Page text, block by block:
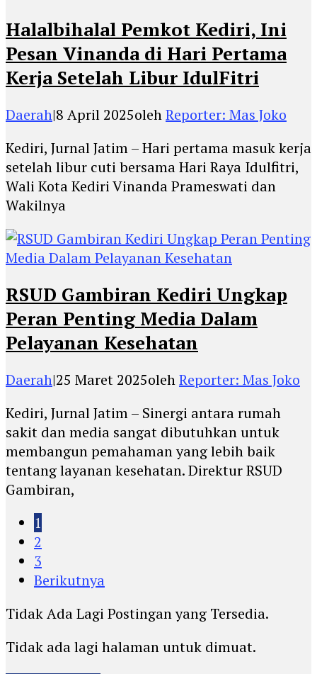
Halalbihalal Pemkot Kediri, Ini
Pesan Vinanda di Hari Pertama
Kerja Setelah Libur IdulFitri
Daerah|8 April 2025olehReporter: Mas Joko
Kediri, Jurnal Jatim – Hari pertama masuk kerja
setelah libur cuti bersama Hari Raya Idulfitri,
Wali Kota Kediri Vinanda Prameswati dan
Wakilnya
RSUD Gambiran Kediri Ungkap
Peran Penting Media Dalam
Pelayanan Kesehatan
Daerah|25 Maret 2025olehReporter: Mas Joko
Kediri, Jurnal Jatim – Sinergi antara rumah
sakit dan media sangat dibutuhkan untuk
membangun pemahaman yang lebih baik
tentang layanan kesehatan. Direktur RSUD
Gambiran,
1
2
3
Berikutnya
Tidak Ada Lagi Postingan yang Tersedia.
Tidak ada lagi halaman untuk dimuat.